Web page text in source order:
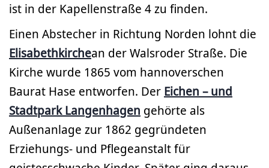
ist in der Kapellenstraße 4 zu finden.
Einen Abstecher in Richtung Norden lohnt die
Elisabethkirchean der Walsroder Straße. Die
Kirche wurde 1865 vom hannoverschen
Baurat Hase entworfen. Der Eichen – und
Stadtpark Langenhagen gehörte als
Außenanlage zur 1862 gegründeten
Erziehungs- und Pflegeanstalt für